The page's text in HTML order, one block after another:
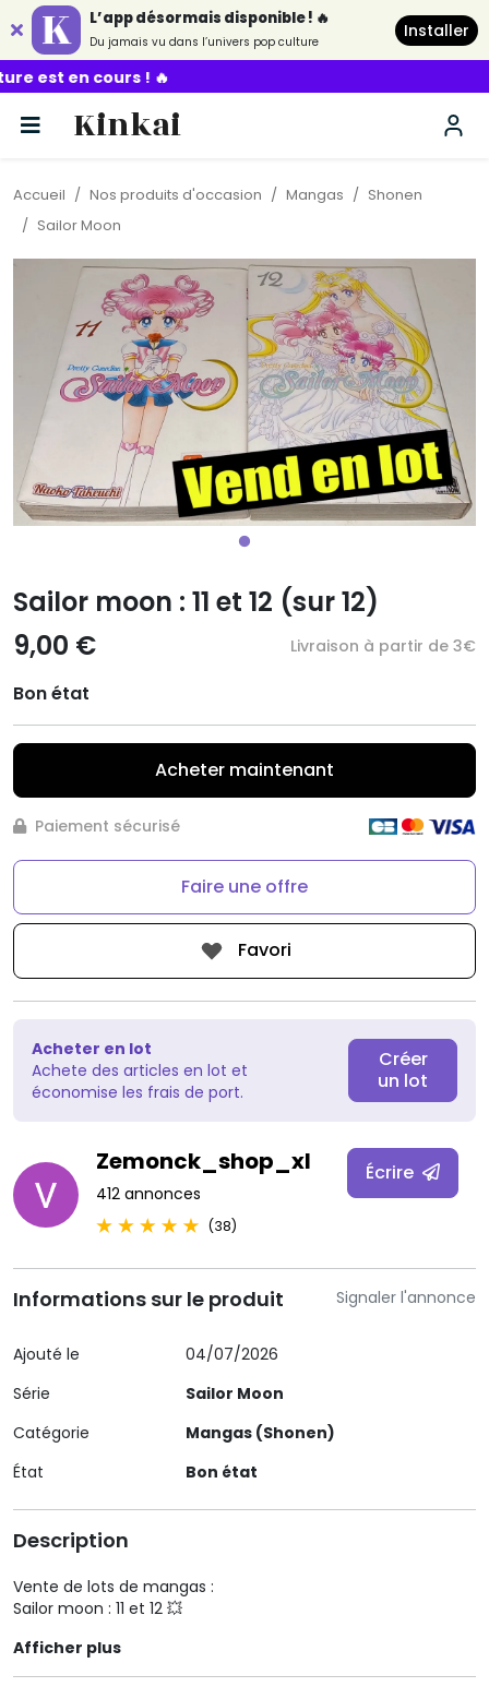
L’app désormais disponible ! 🔥
Du jamais vu dans l’univers pop culture
Installer
! 🔥
Kinkai
Accueil Nos produits d'occasion Mangas
Shonen
Sailor Moon
Sailor moon : 11 et 12 (sur 12)
9,00 €
Livraison à partir de 3€
Bon état
Acheter maintenant
Paiement sécurisé
Faire une offre
Favori
Acheter en lot
Achete des articles en lot et
économise les frais de port.
Créer
un lot
Zemonck_shop_xl
412 annonces
(38)
Écrire
Signaler l'annonce
Informations sur le produit
Ajouté le
04/07/2026
Série
Sailor Moon
Catégorie
Mangas (Shonen)
État
Bon état
Description
Vente de lots de mangas :
Sailor moon : 11 et 12 💥
Afficher plus